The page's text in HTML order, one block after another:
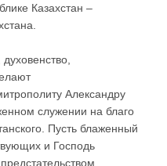
Казахстан –
Александру
служении на благо
Пусть блаженный
и Господь